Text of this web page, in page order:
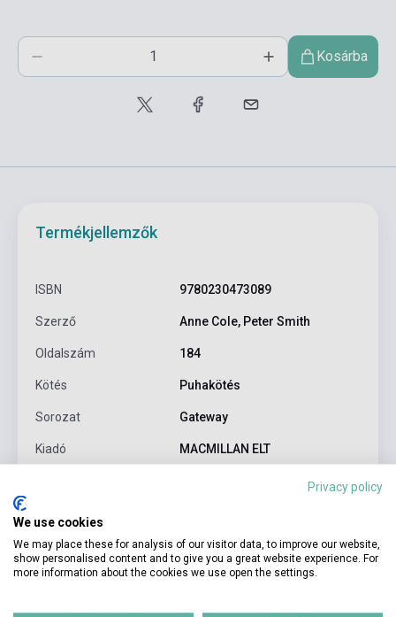
Kosárba
Termékjellemzők
ISBN 9780230473089
Szerző Anne Cole, Peter Smith
Oldalszám 184
Kötés Puhakötés
Sorozat Gateway
Kiadó MACMILLAN ELT
Nyelv Angol
Korosztály 14-18 évig
Privacy policy
We use cookies
We may place these for analysis of our visitor data, to improve our website,
show personalised content and to give you a great website experience. For
more information about the cookies we use open the settings.